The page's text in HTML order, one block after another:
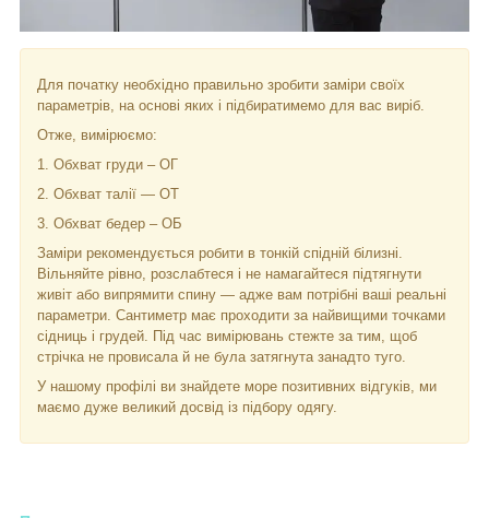
Для початку необхідно правильно зробити заміри своїх
параметрів, на основі яких і підбиратимемо для вас виріб.
Отже, вимірюємо:
1. Обхват груди – ОГ
2. Обхват талії — ОТ
3. Обхват бедер – ОБ
Заміри рекомендується робити в тонкій спідній білизні.
Вільняйте рівно, розслабтеся і не намагайтеся підтягнути
живіт або випрямити спину — адже вам потрібні ваші реальні
параметри. Сантиметр має проходити за найвищими точками
сідниць і грудей. Під час вимірювань стежте за тим, щоб
стрічка не провисала й не була затягнута занадто туго.
У нашому профілі ви знайдете море позитивних відгуків, ми
маємо дуже великий досвід із підбору одягу.